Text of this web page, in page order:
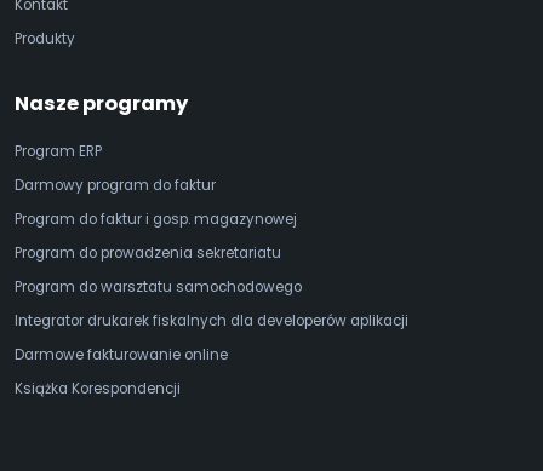
Kontakt
Produkty
Nasze programy
Program ERP
Darmowy program do faktur
Program do faktur i gosp. magazynowej
Program do prowadzenia sekretariatu
Program do warsztatu samochodowego
Integrator drukarek fiskalnych dla developerów aplikacji
Darmowe fakturowanie online
Książka Korespondencji